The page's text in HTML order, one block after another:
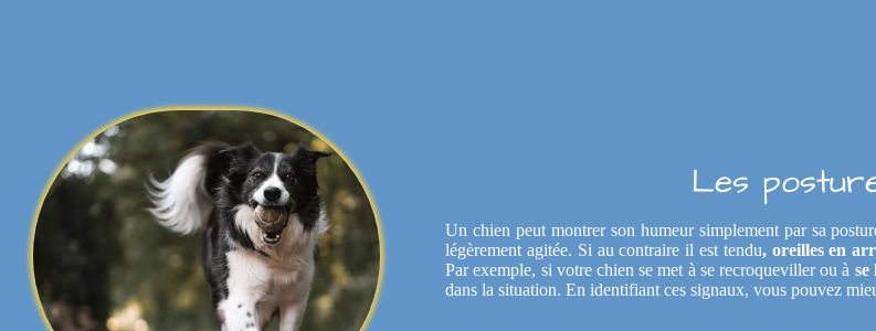
Les
Un chien peut montrer son humeur simplement par sa
légèrement agitée. Si au contraire il est tendu, oreilles en
Par exemple, si votre chien se met à se recroqueviller ou à se
dans la situation. En identifiant ces signaux, vous pouvez